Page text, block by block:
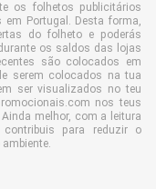
os folhetos publicitários
Portugal. Desta forma,
do folheto e poderás
os saldos das lojas
são colocados em
serem colocados na tua
ser visualizados no teu
nos teus
melhor, com a leitura
para reduzir o